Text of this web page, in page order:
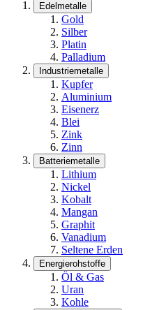
Edelmetalle
Gold
Silber
Platin
Palladium
Industriemetalle
Kupfer
Aluminium
Eisenerz
Blei
Zink
Zinn
Batteriemetalle
Lithium
Nickel
Kobalt
Mangan
Graphit
Vanadium
Seltene Erden
Energierohstoffe
Öl & Gas
Uran
Kohle